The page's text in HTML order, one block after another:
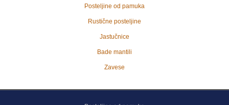
Posteljine od pamuka
Rustične posteljine
Jastučnice
Bade mantili
Zavese